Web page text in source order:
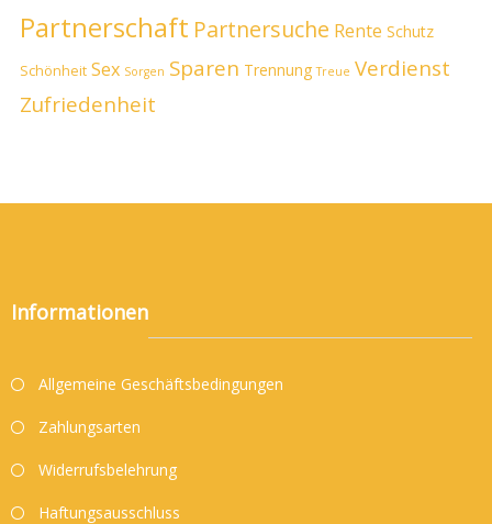
Partnerschaft Partnersuche Rente Schutz
Schönheit Sex Sorgen Sparen Trennung Treue Verdienst
Zufriedenheit
Informationen
Allgemeine Geschäftsbedingungen
Zahlungsarten
Widerrufsbelehrung
Haftungsausschluss